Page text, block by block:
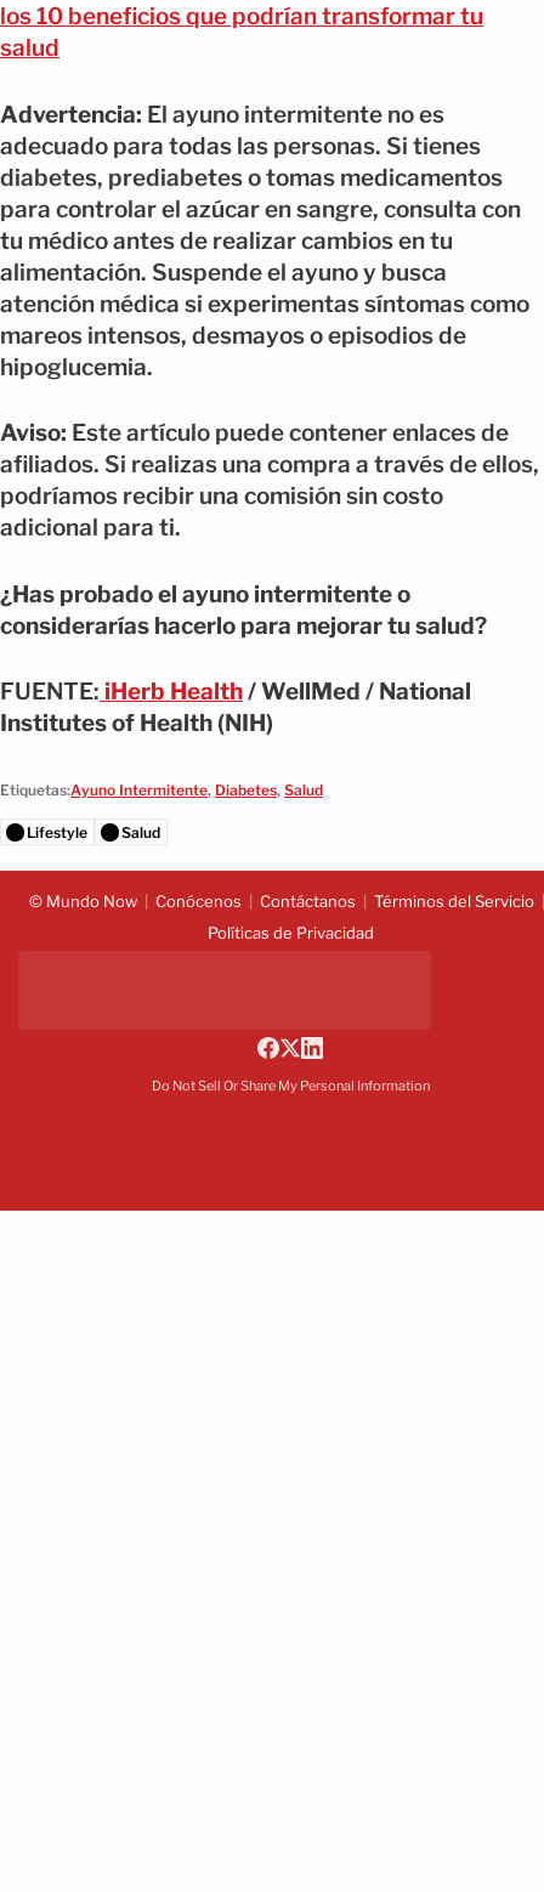
los 10 beneficios que podrían transformar tu
salud
Advertencia: El ayuno intermitente no es
adecuado para todas las personas. Si tienes
diabetes, prediabetes o tomas medicamentos
para controlar el azúcar en sangre, consulta con
tu médico antes de realizar cambios en tu
alimentación. Suspende el ayuno y busca
atención médica si experimentas síntomas como
mareos intensos, desmayos o episodios de
hipoglucemia.
Aviso: Este artículo puede contener enlaces de
afiliados. Si realizas una compra a través de ellos,
podríamos recibir una comisión sin costo
adicional para ti.
¿Has probado el ayuno intermitente o
considerarías hacerlo para mejorar tu salud?
FUENTE: iHerb Health/ WellMed / National
Institutes of Health (NIH)
Etiquetas:Ayuno Intermitente, Diabetes, Salud
Lifestyle Salud
© Mundo Now Conócenos Contáctanos
Términos del Servicio
Políticas de Privacidad
Do Not Sell Or Share My Personal Information